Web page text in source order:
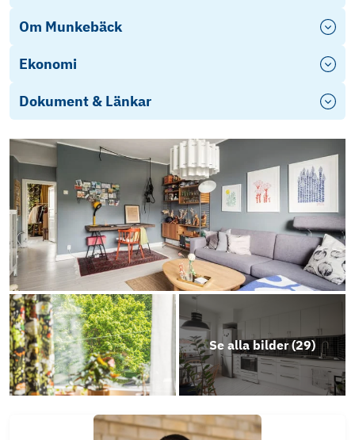
Om Munkebäck
Ekonomi
Dokument & Länkar
Objektsbeskrivning
Se alla bilder (29)